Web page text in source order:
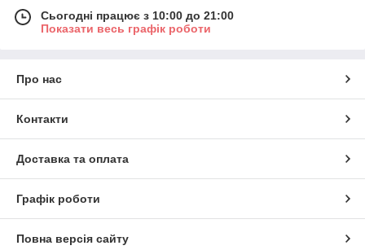
Сьогодні працює з 10:00 до 21:00
Показати весь графік роботи
Про нас
Контакти
Доставка та оплата
Графік роботи
Повна версія сайту